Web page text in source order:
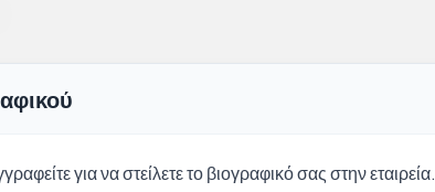
για να στείλετε το βιογραφικό σας στην εταιρεία.